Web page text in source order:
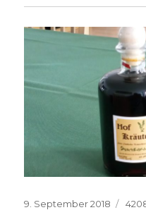
Veröffentlicht
9. September 2018